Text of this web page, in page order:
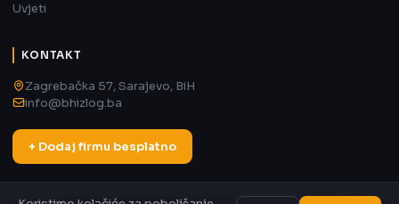
Uvjeti
KONTAKT
Zagrebačka 57, Sarajevo, BiH
info@bhizlog.ba
+ Dodaj firmu besplatno